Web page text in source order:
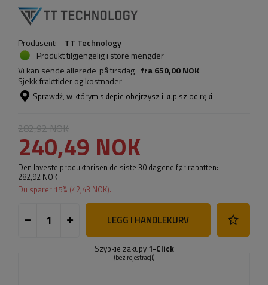
Produsent:
TT Technology
Produkt tilgjengelig i store mengder
Vi kan sende allerede på tirsdag fra650,00 NOK
Sjekk frakttider og kostnader
Sprawdź, w którym sklepie obejrzysz i kupisz od ręki
282,92 NOK
240,49 NOK
Den laveste produktprisen de siste 30 dagene før rabatten:
282,92 NOK
Du sparer 15% (42,43 NOK).
LEGG I HANDLEKURV
Szybkie zakupy 1-Click
(bez rejestracji)